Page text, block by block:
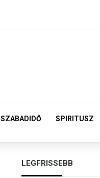
SZABADIDŐ SPIRITUSZ
LEGFRISSEBB